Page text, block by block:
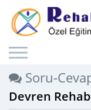
Soru-
Devren